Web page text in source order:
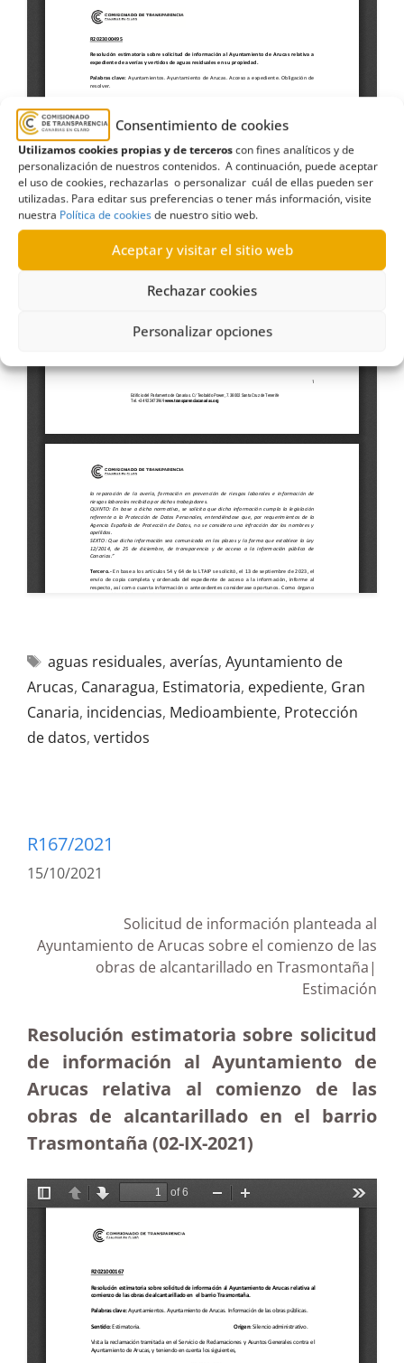
Consentimiento de cookies
Utilizamos cookies propias y de terceroscon fines analíticos y de
personalización de nuestros contenidos. A continuación, puede aceptar
el uso de cookies, rechazarlas o personalizar cuál de ellas pueden ser
utilizadas. Para editar sus preferencias o tener más información, visite
nuestra Política de cookiesde nuestro sitio web.
Aceptar y visitar el sitio web
Rechazar cookies
Personalizar opciones
aguas residuales, averías, Ayuntamiento de
Arucas, Canaragua, Estimatoria, expediente, Gran
Canaria, incidencias, Medioambiente, Protección
de datos, vertidos
R167/2021
15/10/2021
Solicitud de información planteada al
Ayuntamiento de Arucas sobre el comienzo de las
obras de alcantarillado en Trasmontaña|
Estimación
Resolución estimatoria sobre solicitud
de información al Ayuntamiento de
Arucas relativa al comienzo de las
obras de alcantarillado en el barrio
Trasmontaña (02-IX-2021)